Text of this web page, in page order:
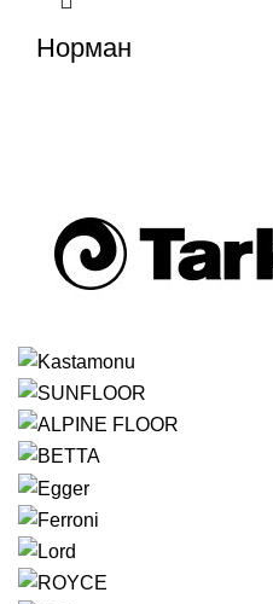
Норман